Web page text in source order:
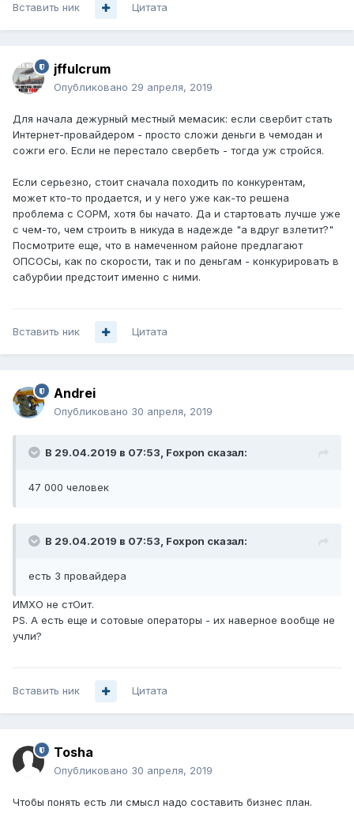
Вставить ник Цитата
jffulcrum
Опубликовано 29 апреля, 2019
Для начала дежурный местный мемасик: если свербит стать
Интернет-провайдером - просто сложи деньги в чемодан и
сожги его. Если не перестало свербеть - тогда уж стройся.
Если серьезно, стоит сначала походить по конкурентам,
может кто-то продается, и у него уже как-то решена
проблема с СОРМ, хотя бы начато. Да и стартовать лучше уже
с чем-то, чем строить в никуда в надежде "а вдруг взлетит?"
Посмотрите еще, что в намеченном районе предлагают
ОПСОСы, как по скорости, так и по деньгам - конкурировать в
сабурбии предстоит именно с ними.
Вставить ник Цитата
Andrei
Опубликовано 30 апреля, 2019
В 29.04.2019 в 07:53, Foxpon сказал:
47 000 человек
В 29.04.2019 в 07:53, Foxpon сказал:
есть 3 провайдера
ИМХО не стОит.
PS. А есть еще и сотовые операторы - их наверное вообще не
учли?
Вставить ник Цитата
Tosha
Опубликовано 30 апреля, 2019
Чтобы понять есть ли смысл надо составить бизнес план.